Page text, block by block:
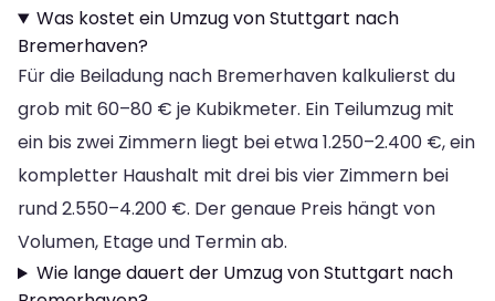
Was kostet ein Umzug von Stuttgart nach
Bremer­haven?
Für die Beiladung nach Bremer­haven kalkulierst du
grob mit 60–80 € je Kubikmeter. Ein Teilumzug mit
ein bis zwei Zimmern liegt bei etwa 1.250–2.400 €, ein
kompletter Haushalt mit drei bis vier Zimmern bei
rund 2.550–4.200 €. Der genaue Preis hängt von
Volumen, Etage und Termin ab.
Wie lange dauert der Umzug von Stuttgart nach